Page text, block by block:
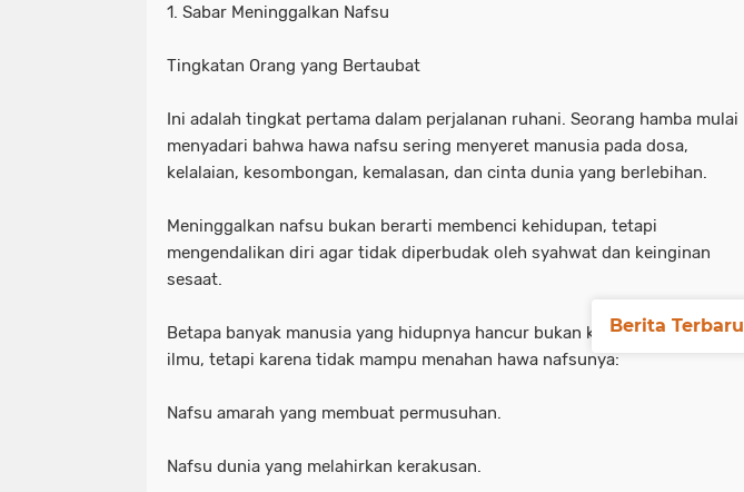
1. Sabar Meninggalkan Nafsu
Tingkatan Orang yang Bertaubat
Ini adalah tingkat pertama dalam perjalanan ruhani. Seorang hamba mulai
menyadari bahwa hawa nafsu sering menyeret manusia pada dosa,
kelalaian, kesombongan, kemalasan, dan cinta dunia yang berlebihan.
Meninggalkan nafsu bukan berarti membenci kehidupan, tetapi
mengendalikan diri agar tidak diperbudak oleh syahwat dan keinginan
sesaat.
Betapa banyak manusia yang hidupnya hancur bukan karena kekurangan
ilmu, tetapi karena tidak mampu menahan hawa nafsunya:
Nafsu amarah yang membuat permusuhan.
Nafsu dunia yang melahirkan kerakusan.
Berita Terbaru